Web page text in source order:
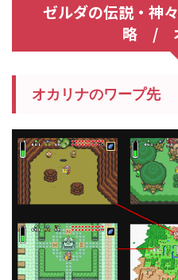
ゼルダの伝説・神
略 /
オカリナのワープ先